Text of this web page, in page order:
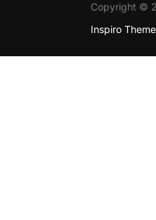
Copyright ©
Inspiro Theme